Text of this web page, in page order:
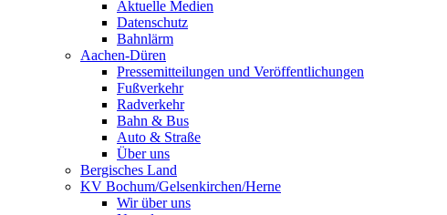
Aktuelle Medien
Datenschutz
Bahnlärm
Aachen-Düren
Pressemitteilungen und Veröffentlichungen
Fußverkehr
Radverkehr
Bahn & Bus
Auto & Straße
Über uns
Bergisches Land
KV Bochum/Gelsenkirchen/Herne
Wir über uns